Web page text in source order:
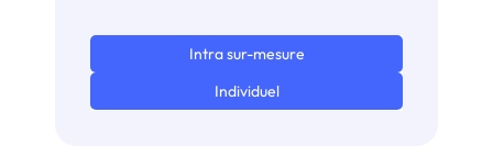
Intra sur-mesure
Individuel